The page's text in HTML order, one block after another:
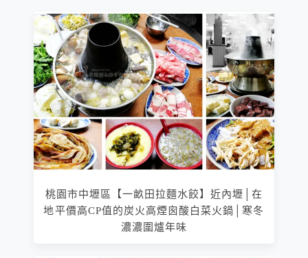
桃園市中壢區【一畝田拉麵水餃】近內壢│在
地平價高CP值的炭火高煙囪酸白菜火鍋│寒冬
濃濃圍爐年味